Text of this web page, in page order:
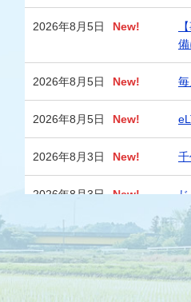
2026年8月5日 New!
2026年8月5日 New!
2026年8月5日 New!
2026年8月3日 New!
2026年8月3日 New!
2026年7月30日
2026年7月29日